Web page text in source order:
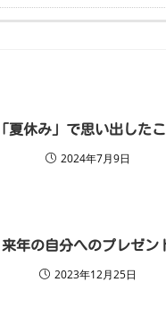
「夏休み」で思い出した
2024年7月9日
来年の自分へのプレゼン
2023年12月25日